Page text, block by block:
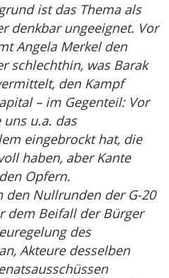
ist das Thema als
denkbar ungeeignet. Vor
Angela Merkel den
schlechthin, was Barak
den Kampf
– im Gegenteil: Vor
uns u.a. das
eingebrockt hat, die
haben, aber Kante
Opfern.
den Nullrunden der G-20
dem Beifall der Bürger
des
Akteure desselben